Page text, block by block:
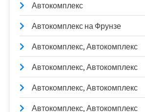
Автокомплекс
Автокомплекс на Фрунзе
Автокомплекс, Автокомплекс
Автокомплекс, Автокомплекс
Автокомплекс, Автокомплекс
Автокомплекс, Автокомплекс